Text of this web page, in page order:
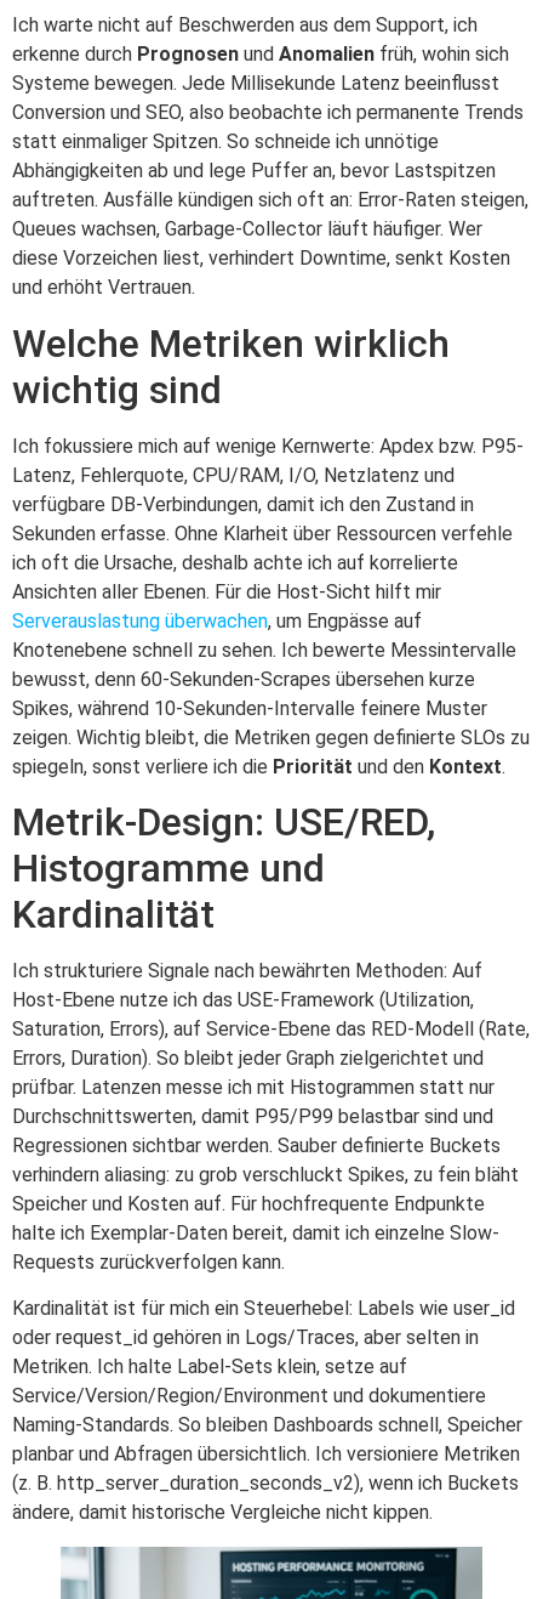
Ich warte nicht auf Beschwerden aus dem Support, ich
erkenne durch Prognosen und Anomalien früh, wohin sich
Systeme bewegen. Jede Millisekunde Latenz beeinflusst
Conversion und SEO, also beobachte ich permanente Trends
statt einmaliger Spitzen. So schneide ich unnötige
Abhängigkeiten ab und lege Puffer an, bevor Lastspitzen
auftreten. Ausfälle kündigen sich oft an: Error-Raten steigen,
Queues wachsen, Garbage-Collector läuft häufiger. Wer
diese Vorzeichen liest, verhindert Downtime, senkt Kosten
und erhöht Vertrauen.
Welche Metriken wirklich
wichtig sind
Ich fokussiere mich auf wenige Kernwerte: Apdex bzw. P95-
Latenz, Fehlerquote, CPU/RAM, I/O, Netzlatenz und
verfügbare DB-Verbindungen, damit ich den Zustand in
Sekunden erfasse. Ohne Klarheit über Ressourcen verfehle
ich oft die Ursache, deshalb achte ich auf korrelierte
Ansichten aller Ebenen. Für die Host-Sicht hilft mir
Serverauslastung überwachen, um Engpässe auf
Knotenebene schnell zu sehen. Ich bewerte Messintervalle
bewusst, denn 60‑Sekunden‑Scrapes übersehen kurze
Spikes, während 10‑Sekunden‑Intervalle feinere Muster
zeigen. Wichtig bleibt, die Metriken gegen definierte SLOs zu
spiegeln, sonst verliere ich die Priorität und den Kontext.
Metrik-Design: USE/RED,
Histogramme und
Kardinalität
Ich strukturiere Signale nach bewährten Methoden: Auf
Host-Ebene nutze ich das USE-Framework (Utilization,
Saturation, Errors), auf Service-Ebene das RED-Modell (Rate,
Errors, Duration). So bleibt jeder Graph zielgerichtet und
prüfbar. Latenzen messe ich mit Histogrammen statt nur
Durchschnittswerten, damit P95/P99 belastbar sind und
Regressionen sichtbar werden. Sauber definierte Buckets
verhindern aliasing: zu grob verschluckt Spikes, zu fein bläht
Speicher und Kosten auf. Für hochfrequente Endpunkte
halte ich Exemplar‑Daten bereit, damit ich einzelne Slow-
Requests zurückverfolgen kann.
Kardinalität ist für mich ein Steuerhebel: Labels wie user_id
oder request_id gehören in Logs/Traces, aber selten in
Metriken. Ich halte Label-Sets klein, setze auf
Service/Version/Region/Environment und dokumentiere
Naming‑Standards. So bleiben Dashboards schnell, Speicher
planbar und Abfragen übersichtlich. Ich versioniere Metriken
(z. B. http_server_duration_seconds_v2), wenn ich Buckets
ändere, damit historische Vergleiche nicht kippen.